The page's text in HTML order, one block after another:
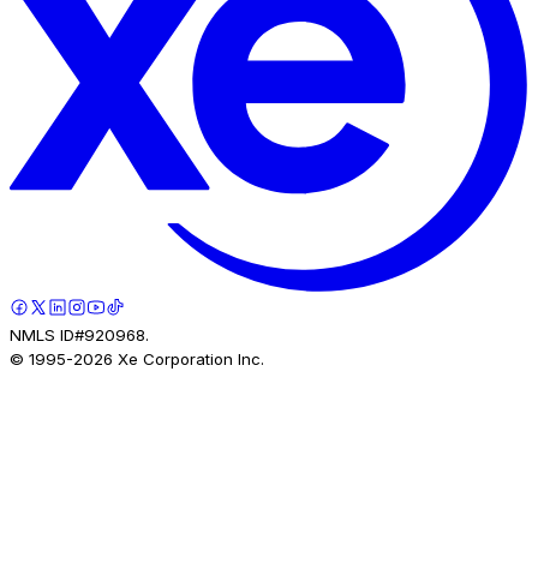
NMLS ID#920968.
© 1995-2026 Xe Corporation Inc.